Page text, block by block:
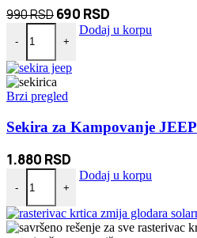
990RSDOriginalna
cena
je
bila:
990 RSD.
690 RSD
cena
-
RGB Pepeljara za auto količina
+
Dodaj u korpu
Brzi pregled
Sekira za Kampovanje JEEP
1.880 RSD
-
Sekira za Kampovanje JEEP količina
+
Dodaj u korpu